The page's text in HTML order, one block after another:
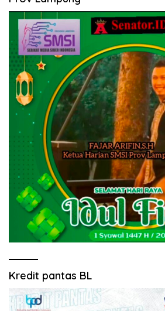
Kredit pantas BL